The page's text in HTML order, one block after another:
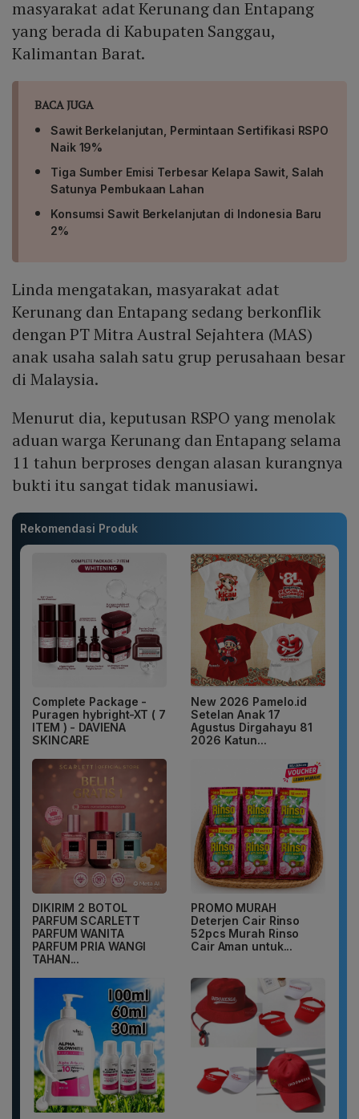
masyarakat adat Kerunang dan Entapang
yang berada di Kabupaten Sanggau,
Kalimantan Barat.
BACA JUGA
Sawit Berkelanjutan, Permintaan Sertifikasi RSPO
Naik 19%
Tiga Sumber Emisi Terbesar Kelapa Sawit, Salah
Satunya Pembukaan Lahan
Konsumsi Sawit Berkelanjutan di Indonesia Baru
2%
Linda mengatakan, masyarakat adat
Kerunang dan Entapang sedang berkonflik
dengan PT Mitra Austral Sejahtera (MAS)
anak usaha salah satu grup perusahaan besar
di Malaysia.
Menurut dia, keputusan RSPO yang menolak
aduan warga Kerunang dan Entapang selama
11 tahun berproses dengan alasan kurangnya
bukti itu sangat tidak manusiawi.
Rekomendasi Produk
Complete Package -
Puragen hybright-XT ( 7
ITEM ) - DAVIENA
SKINCARE
New 2026 Pamelo.id
Setelan Anak 17
Agustus Dirgahayu 81
2026 Katun...
DIKIRIM 2 BOTOL
PARFUM SCARLETT
PARFUM WANITA
PARFUM PRIA WANGI
TAHAN...
PROMO MURAH
Deterjen Cair Rinso
52pcs Murah Rinso
Cair Aman untuk...